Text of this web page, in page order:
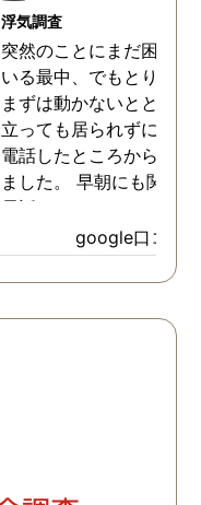
浮気調査
突然のことにまだ困惑し
いる最中、でもとりあえ
まずは動かないとと居て
立っても居られずに早朝
電話したところから始ま
ました。 早朝にも関わ
電話口でもしっかり対応
ていただき、その後契約
せていただきお世話にな
ました。 契約の際もじ
くださり、無理に勧誘し
た。 契約後もこちらの
google口コミ